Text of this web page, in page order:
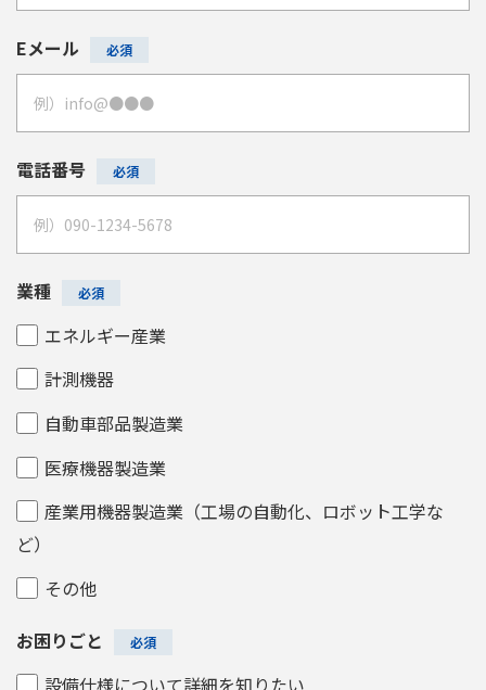
Eメール
電話番号
業種
エネルギー産業
計測機器
自動車部品製造業
医療機器製造業
産業用機器製造業（工場の自動化、ロボット工学な
ど）
その他
お困りごと
設備仕様について詳細を知りたい